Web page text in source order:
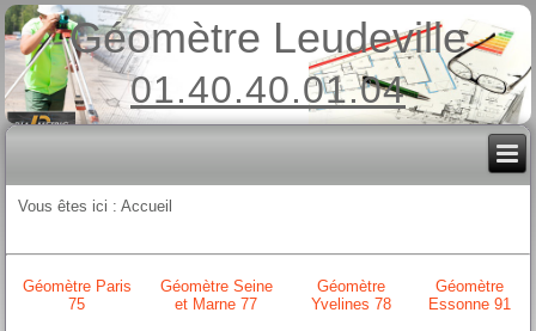
Géomètre Leudeville
01.40.40.01.04
Vous êtes ici :Accueil
Géomètre Paris
75
Géomètre Seine
et Marne 77
Géomètre
Yvelines 78
Géomètre
Essonne 91